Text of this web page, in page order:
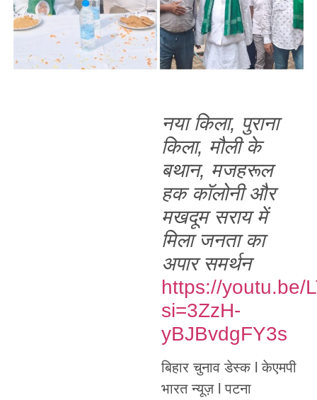
नया किला, पुराना
किला, मौली के
बथान, मजहरूल
हक कॉलोनी और
मखदूम सराय में
मिला जनता का
अपार समर्थन
https://youtu.be/
si=3ZzH-
yBJBvdgFY3s
बिहार चुनाव डेस्क l केएमपी
भारत न्यूज़ l पटना